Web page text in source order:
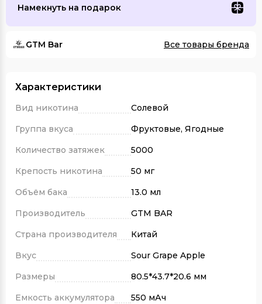
Намекнуть на подарок
GTM Bar Все товары бренда
Характеристики
Вид никотина
Солевой
Группа вкуса
Фруктовые, Ягодные
Количество затяжек
5000
Крепость никотина
50 мг
Объём бака
13.0 мл
Производитель
GTM BAR
Страна производителя
Китай
Вкус
Sour Grape Apple
Размеры
80.5*43.7*20.6 мм
Емкость аккумулятора
550 мАч